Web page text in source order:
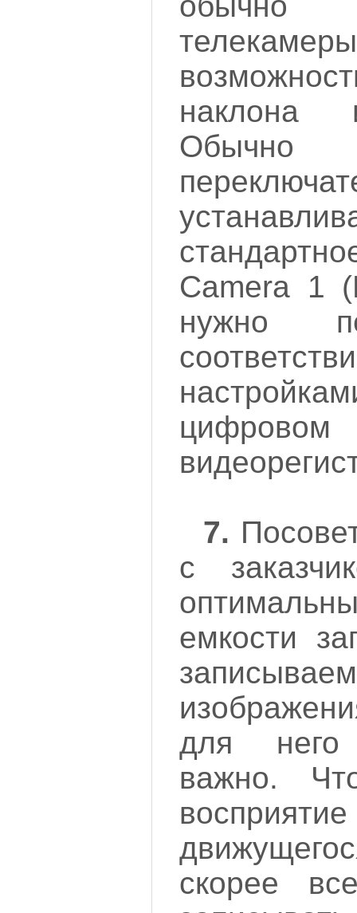
наклона
Camera 1
нужно
цифровом
7.
с
емкости
для него
важно.
скорее